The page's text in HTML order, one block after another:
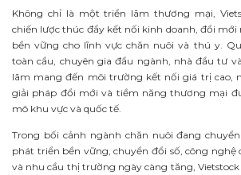
Không chỉ là một triển lãm thương mại,
chiến lược thúc đẩy kết nối kinh doanh, đổi
bền vững cho lĩnh vực chăn nuôi và thú y.
toàn cầu, chuyên gia đầu ngành, nhà đầu tư
lãm mang đến môi trường kết nối giá trị cao,
giải pháp đổi mới và tiềm năng thương mại
mô khu vực và quốc tế.
Trong bối cảnh ngành chăn nuôi đang
phát triển bền vững, chuyển đổi số, công
và nhu cầu thị trường ngày càng tăng,